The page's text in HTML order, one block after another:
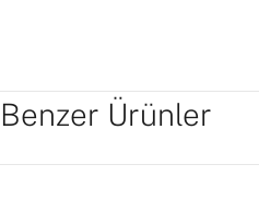
Benzer Ürünler